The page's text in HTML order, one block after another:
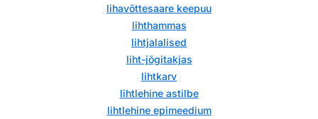
lihavõttesaare keepuu
lihthammas
lihtjalalised
liht-jõgitakjas
lihtkarv
lihtlehine astilbe
lihtlehine epimeedium